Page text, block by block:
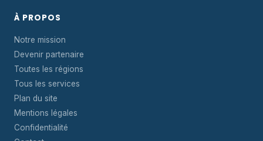
À PROPOS
Notre mission
Devenir partenaire
Toutes les régions
Tous les services
Plan du site
Mentions légales
Confidentialité